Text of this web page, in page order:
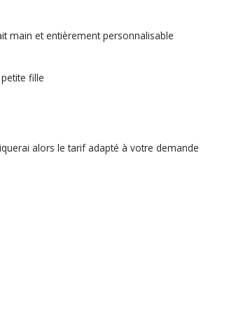
main et entièrement personnalisable
fille
alors le tarif adapté à votre demande